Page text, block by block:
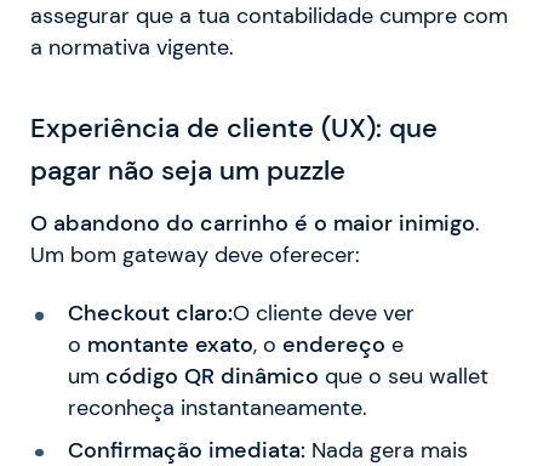
assegurar que a tua contabilidade cumpre com
a normativa vigente.
Experiência de cliente (UX): que
pagar não seja um puzzle
O abandono do carrinho é o maior inimigo.
Um bom gateway deve oferecer:
Checkout claro:O cliente deve ver
o montante exato, o endereço e
um código QR dinâmico que o seu wallet
reconheça instantaneamente.
Confirmação imediata: Nada gera mais